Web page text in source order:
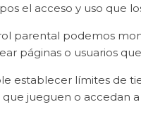
el acceso y uso que
parental podemos
páginas o usuarios
establecer límites de
jueguen o accedan